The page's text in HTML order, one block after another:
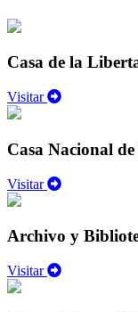
Casa de la
Visitar
Casa Nacional
Visitar
Archivo y
Visitar